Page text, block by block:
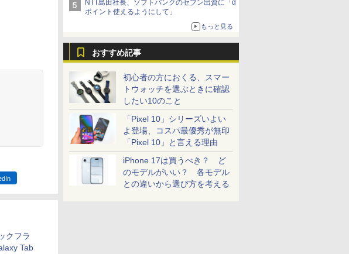
NTT島田社長、ソフトバンクのセブン出資に「d
ポイント使えるようにして」
もっと見る
おすすめ記事
初心者の方におくる、スマー
トウォッチを選ぶときに確認
したい10のこと
「Pixel 10」シリーズいよい
よ登場、コスパ最優秀が無印
「Pixel 10」と言える理由
iPhone 17は買うべき？ ど
のモデルがいい？ 各モデル
との違いから選び方を考える
クフラ
Tab